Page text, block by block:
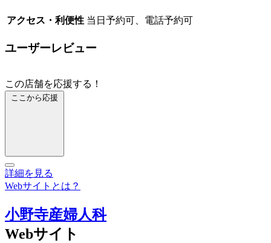
アクセス・利便性 当日予約可、電話予約可
ユーザーレビュー
この店舗を応援する！
ここから応援
詳細を見る
Webサイトとは？
小野寺産婦人科
Webサイト